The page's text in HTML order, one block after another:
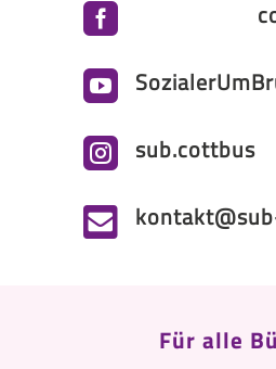


 sub.cottbus

Für alle